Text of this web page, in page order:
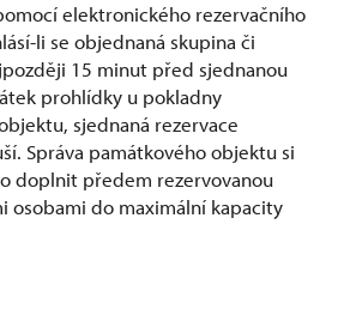
elektronického rezervačního
li se objednaná skupina či
15 minut před sjednanou
prohlídky u pokladny
sjednaná rezervace
Správa památkového objektu si
doplnit předem rezervovanou
osobami do maximální kapacity